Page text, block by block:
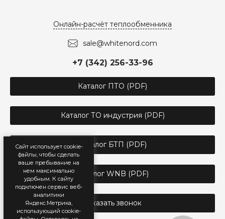
Сайт использует cookie-
файлы, чтобы сделать
ваше пребывание на
нем максимально
удобным. К cайту
подключен сервис веб-
аналитики
Яндекс.Метрика,
использующий cookie-
Онлайн-расчёт теплообменника
sale@whitenord.com
+7 (342) 256-33-96
Каталог ПТО (PDF)
Каталог ТО индустрия (PDF)
Каталог БТП (PDF)
Каталог WNB (PDF)
Заказать звонок